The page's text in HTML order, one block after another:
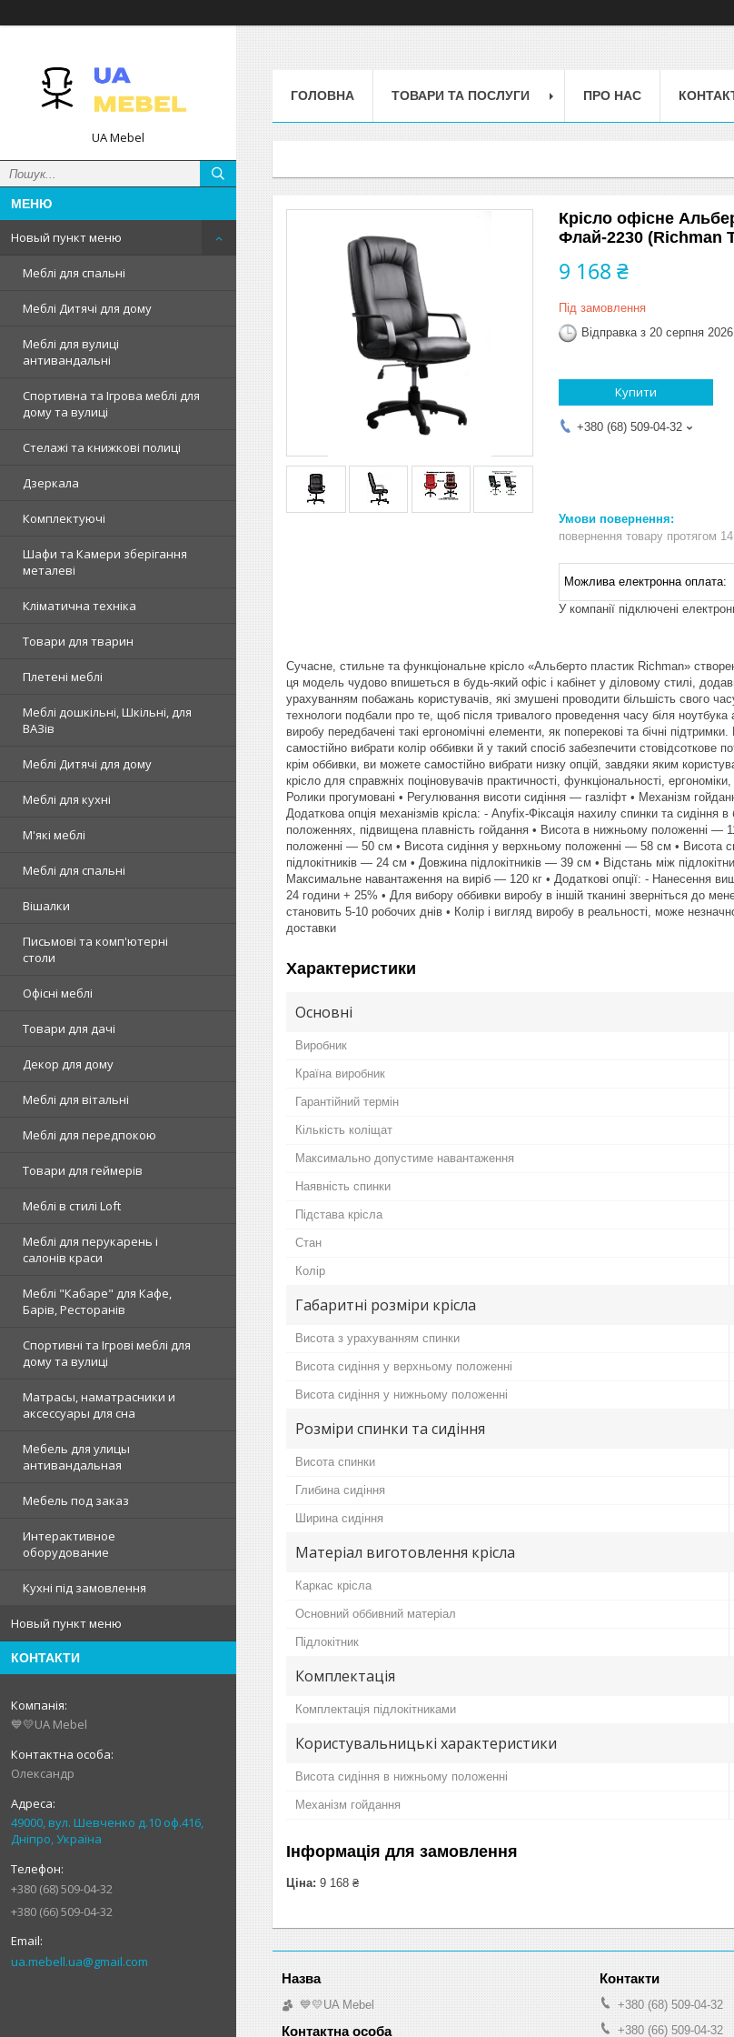
UA Mebel
Новый пункт меню
Меблі для спальні
Меблі Дитячі для дому
Меблі для вулиці
антивандальні
Спортивна та Ігрова меблі для
дому та вулиці
Стелажі та книжкові полиці
Дзеркала
Комплектуючі
Шафи та Камери зберігання
металеві
Кліматична техніка
Товари для тварин
Плетені меблі
Меблі дошкільні, Шкільні, для
ВАЗів
Меблі Дитячі для дому
Меблі для кухні
М'які меблі
Меблі для спальні
Вішалки
Письмові та комп'ютерні
столи
Офісні меблі
Товари для дачі
Декор для дому
Меблі для вітальні
Меблі для передпокою
Товари для геймерів
Меблі в стилі Loft
Меблі для перукарень і
салонів краси
Меблі "Кабаре" для Кафе,
Барів, Ресторанів
Спортивні та Ігрові меблі для
дому та вулиці
Матрасы, наматрасники и
аксессуары для сна
Мебель для улицы
антивандальная
Мебель под заказ
Интерактивное
оборудование
Кухні під замовлення
Новый пункт меню
КОНТАКТИ
💙💛UA Mebel
Олександр
49000, вул. Шевченко д.10 оф.416,
Дніпро, Україна
+380 (68) 509-04-32
+380 (66) 509-04-32
ua.mebell.ua@gmail.com
ГОЛОВНА ТОВАРИ ТА ПОСЛУГИ ПРО НАС
Крісло офісне
Флай-2230 (Richman
9 168 ₴
Під замовлення
Відправка з 20 серпня 2026
Купити
+380 (68) 509-04-32
повернення товару протягом 14
У компанії підключені
Сучасне, стильне та функціональне крісло «Альберто пластик Richman»
ця модель чудово впишеться в будь-який офіс і кабінет у діловому стилі,
урахуванням побажань користувачів, які змушені проводити більшість свого
технологи подбали про те, щоб після тривалого проведення часу біля
виробу передбачені такі ергономічні елементи, як поперекові та бічні
самостійно вибрати колір оббивки й у такий спосіб забезпечити
крім оббивки, ви можете самостійно вибрати низку опцій, завдяки яким
крісло для справжніх поціновувачів практичності, функціональності,
Ролики прогумовані • Регулювання висоти сидіння — газліфт • Механізм
Додаткова опція механізмів крісла: - Anyfix-Фіксація нахилу спинки та
положеннях, підвищена плавність гойдання • Висота в нижньому положенні
положенні — 50 см • Висота сидіння у верхньому положенні — 58 см • Висота
підлокітників — 24 см • Довжина підлокітників — 39 см • Відстань між
Максимальне навантаження на виріб — 120 кг • Додаткові опції: - Нанесення
24 години + 25% • Для вибору оббивки виробу в іншій тканині зверніться до
становить 5-10 робочих днів • Колір і вигляд виробу в реальності, може
доставки
Характеристики
Основні
Виробник
Країна виробник
Гарантійний термін
Кількість коліщат
Максимально допустиме навантаження
Наявність спинки
Підстава крісла
Стан
Колір
Габаритні розміри крісла
Висота з урахуванням спинки
Висота сидіння у верхньому положенні
Висота сидіння у нижньому положенні
Розміри спинки та сидіння
Висота спинки
Глибина сидіння
Ширина сидіння
Матеріал виготовлення крісла
Каркас крісла
Основний оббивний матеріал
Підлокітник
Комплектація
Комплектація підлокітниками
Користувальницькі характеристики
Висота сидіння в нижньому положенні
Механізм гойдання
Інформація для замовлення
Ціна: 9 168 ₴
💙💛UA Mebel
+380 (68) 509-04-32
+380 (66) 509-04-32